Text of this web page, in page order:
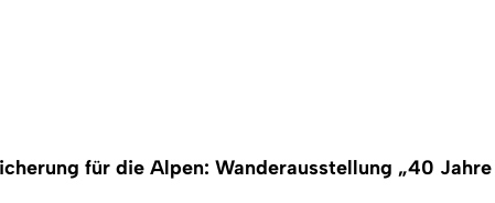
für die Alpen: Wanderausstellung „40